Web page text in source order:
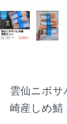
雲仙ニボ
崎産しめ鯖